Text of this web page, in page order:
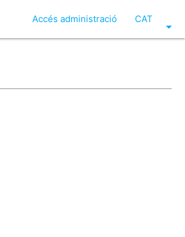
Accés administració CAT
arrow_drop_down